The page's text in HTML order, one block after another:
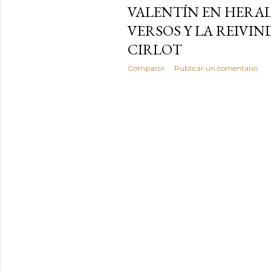
VALENTÍN EN
VERSOS Y LA
CIRLOT
Compartir Publicar un comentario